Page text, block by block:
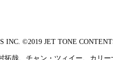
INC. ©2019 JET TONE
哉、チャン・ツィイー、カリ